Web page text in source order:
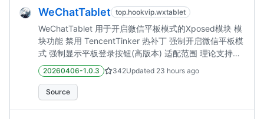
WeChatTablet top.hookvip.wxtablet
WeChatTablet 用于开启微信平板模式的Xposed模块 模
块功能 禁用 TencentTinker 热补丁 强制开启微信平板模
式 强制显示平板登录按钮(高版本) 适配范围 理论支持
8.0.40以上的所有版本(国内/Play版本) 测试版本 8.0.40
8.0.45 8.0.50 8.0.53 8.0.56 8.0.57 8.0.58 8.0.60
8.0.61 8.0.62 以上版本均经过测试 且运行情况良好 模
块特色 无视Tinker热修复 不必担心模块失效 多次重启微
20260406-1.0.3 342Updated 23 hours ago
Source